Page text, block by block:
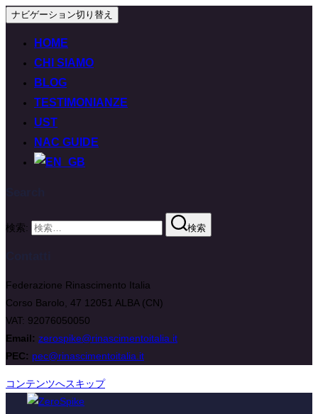
ナビゲーション切り替え
HOME
CHI SIAMO
BLOG
TESTIMONIANZE
UST
NAC GUIDE
検索: 検索
Federazione Rinascimento Italia
Corso Barolo, 47 12051 ALBA (CN)
VAT: 92076050050
Email: zerospike@rinascimentoitalia.it
PEC: pec@rinascimentoitalia.it
コンテンツへスキップ